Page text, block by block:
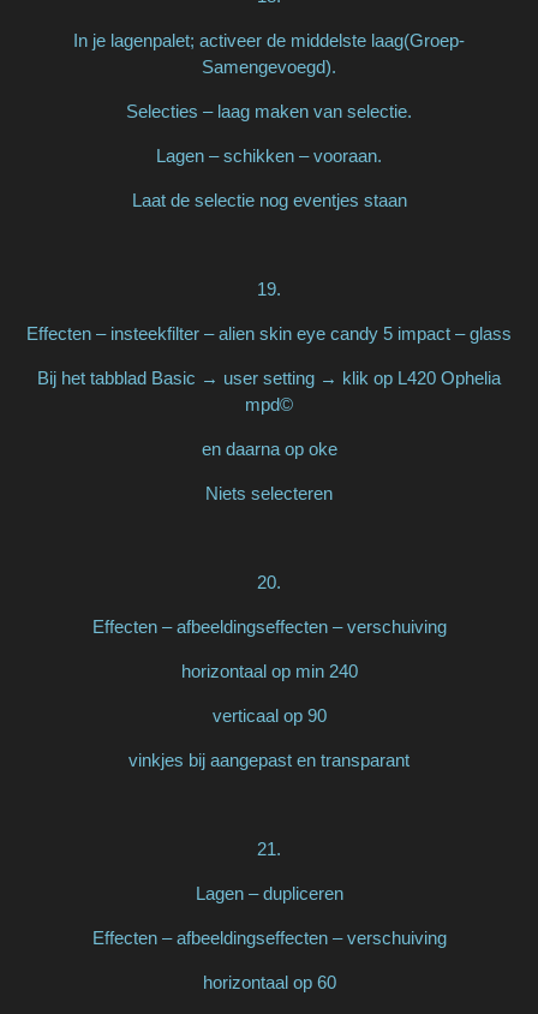
In je lagenpalet; activeer de middelste laag(Groep-
Samengevoegd).
Selecties – laag maken van selectie.
Lagen – schikken – vooraan.
Laat de selectie nog eventjes staan
19.
Effecten – insteekfilter – alien skin eye candy 5 impact – glass
Bij het tabblad Basic → user setting → klik op L420 Ophelia
mpd©
en daarna op oke
Niets selecteren
20.
Effecten – afbeeldingseffecten – verschuiving
horizontaal op min 240
verticaal op 90
vinkjes bij aangepast en transparant
21.
Lagen – dupliceren
Effecten – afbeeldingseffecten – verschuiving
horizontaal op 60